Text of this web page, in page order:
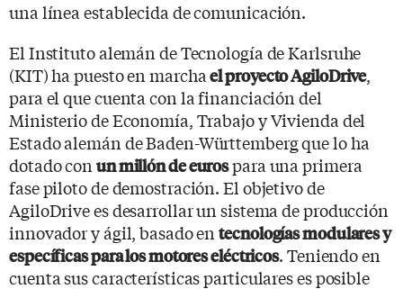
una línea establecida de comunicación.
El Instituto alemán de Tecnología de Karlsruhe
(KIT) ha puesto en marchael proyecto AgiloDrive,
para el que cuenta con la financiación del
Ministerio de Economía, Trabajo y Vivienda del
Estado alemán de Baden-Württemberg que lo ha
dotado con un millón de eurospara una primera
fase piloto de demostración. El objetivo de
AgiloDrive es desarrollar un sistema de producción
innovador y ágil, basado entecnologías modulares y
específicas para los motores eléctricos. Teniendo en
cuenta sus características particulares es posible